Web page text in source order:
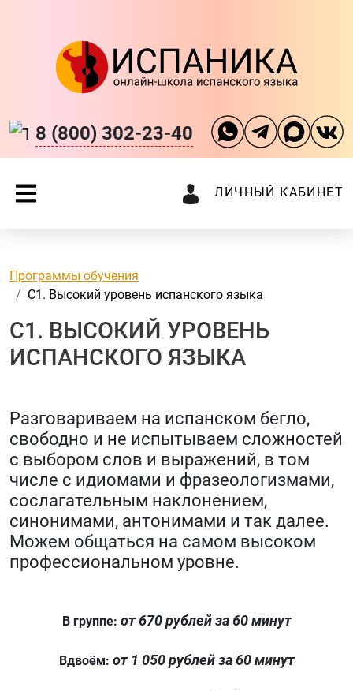
8 (800) 302-23-40
ЛИЧНЫЙ КАБИНЕТ
Программы обучения
C1. Высокий уровень испанского языка
C1. ВЫСОКИЙ УРОВЕНЬ
ИСПАНСКОГО ЯЗЫКА
Разговариваем на испанском бегло,
свободно и не испытываем сложностей
с выбором слов и выражений, в том
числе с идиомами и фразеологизмами,
сослагательным наклонением,
синонимами, антонимами и так далее.
Можем общаться на самом высоком
профессиональном уровне.
В группе: от 670 рублей за 60 минут
Вдвоём: от 1 050 рублей за 60 минут